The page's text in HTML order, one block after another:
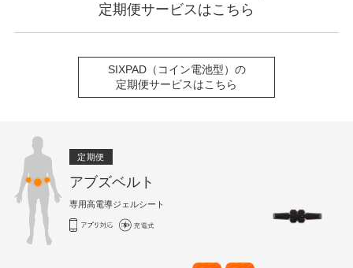
定期便サービスはこちら
SIXPAD（コイン電池型）の
定期便サービスはこちら
定期便
アブズベルト
専用高電導ジェルシート